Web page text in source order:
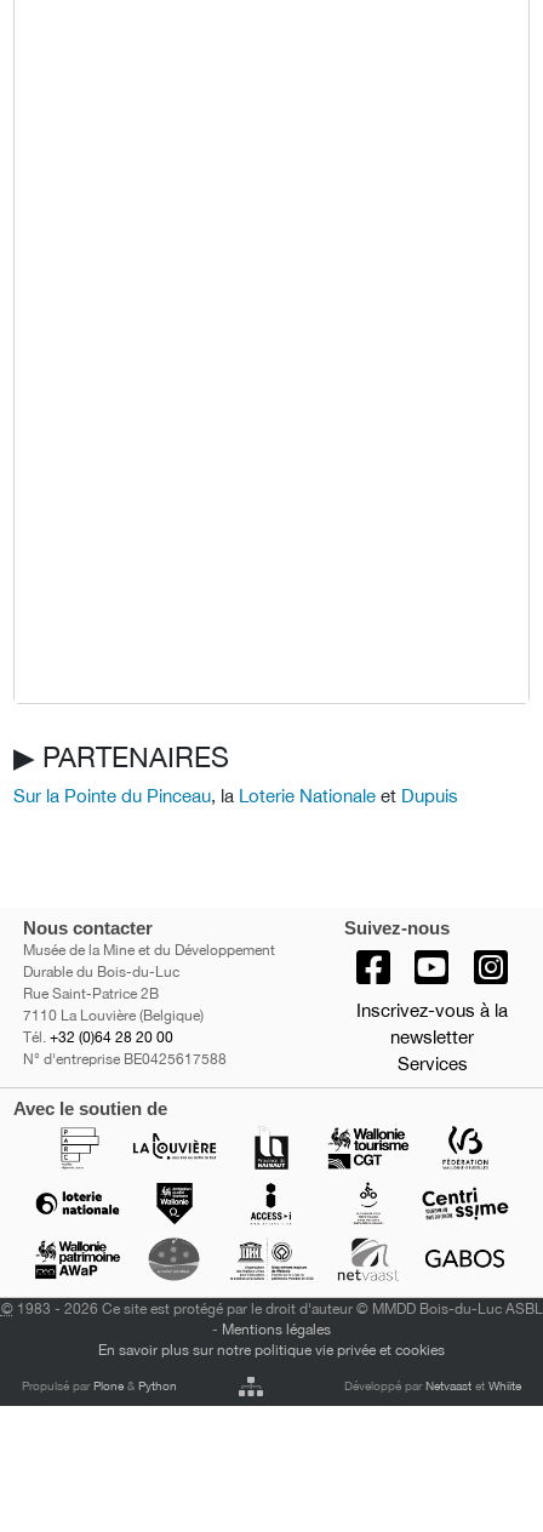
▶︎ PARTENAIRES
Sur la Pointe du Pinceau, la Loterie Nationale et Dupuis
Nous contacter
Musée de la Mine et du Développement
Durable du Bois-du-Luc
Rue Saint-Patrice 2B
7110 La Louvière (Belgique)
Tél. +32 (0)64 28 20 00
N° d'entreprise BE0425617588
Suivez-nous
Inscrivez-vous à la
newsletter
Services
Avec le soutien de
©1983 - 2026 Ce site est protégé par le droit d'auteur © MMDD Bois-du-Luc ASBL
- Mentions légales
En savoir plus sur notre politique vie privée et cookies
Propulsé parPlone &Python Développé parNetvaastet Whiite